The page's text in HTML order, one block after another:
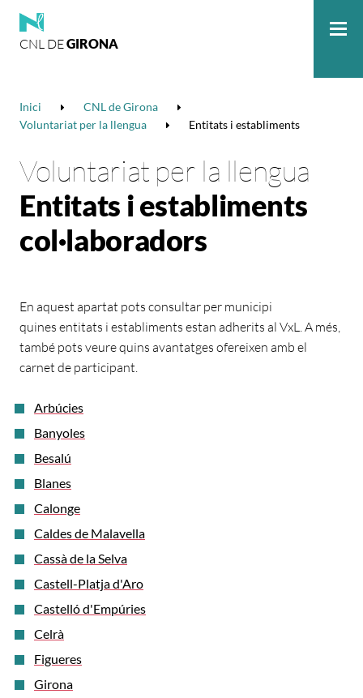
CNL DEGIRONA
Inici
CNL de Girona
Voluntariat per la llengua
Entitats i establiments
Voluntariat per la llengua
Entitats i establiments
col·laboradors
En aquest apartat pots consultar per municipi
quines entitats i establiments estan adherits al VxL. A més,
també pots veure quins avantatges ofereixen amb el
carnet de participant.
Arbúcies
Banyoles
Besalú
Blanes
Calonge
Caldes de Malavella
Cassà de la Selva
Castell-Platja d'Aro
Castelló d'Empúries
Celrà
Figueres
Girona